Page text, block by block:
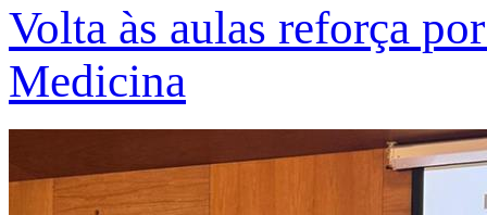
Volta às aulas reforça
Medicina